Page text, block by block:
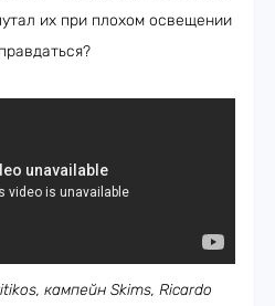
их при плохом освещении
кампейн Skims, Ricardo